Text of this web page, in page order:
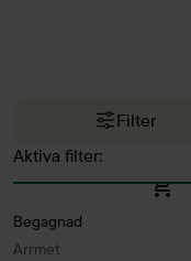
Filter
Aktiva filter:
Arrmet
Begagnad